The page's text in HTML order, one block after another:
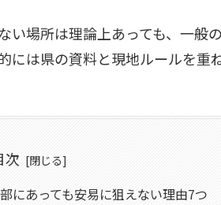
場所は理論上あっても、一般
には県の資料と現地ルールを重
次
にあっても安易に狙えない理由7つ